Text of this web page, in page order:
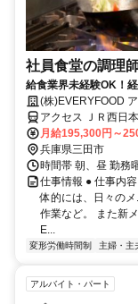
社員食堂の調理
給食業界未経験OK！
す！(株)EVERYFOOD
アクセス ＪＲ西日
月給195,300円～
兵庫県三田市
時間帯 朝、昼 勤務
仕事情報 ● 仕事内
体的には、日々の
作業など。 また新
E...
変形労働時間制 主婦・主
アルバイト・パート